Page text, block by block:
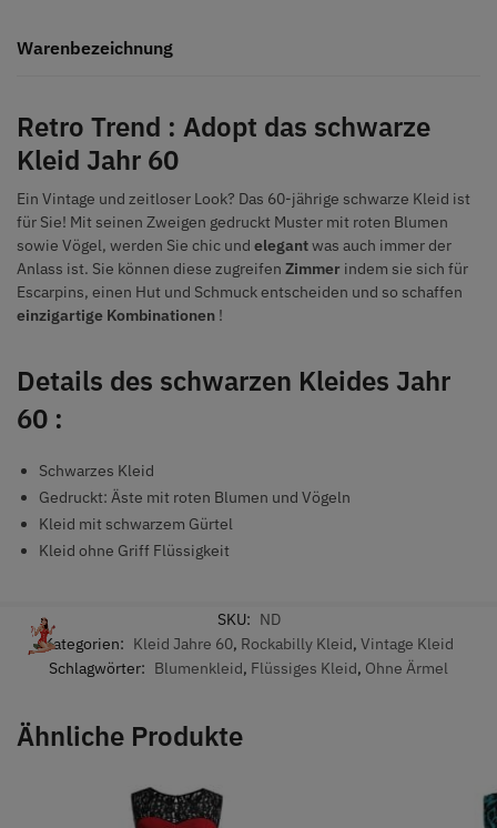
Warenbezeichnung
Retro Trend : Adopt das schwarze
Kleid Jahr 60
Ein Vintage und zeitloser Look? Das 60-jährige schwarze Kleid ist
für Sie! Mit seinen Zweigen gedruckt Muster mit roten Blumen
sowie Vögel, werden Sie chic und elegantwas auch immer der
Anlass ist. Sie können diese zugreifen Zimmer indem sie sich für
Escarpins, einen Hut und Schmuck entscheiden und so schaffen
einzigartige Kombinationen !
Details des schwarzen Kleides Jahr
60 :
Schwarzes Kleid
Gedruckt: Äste mit roten Blumen und Vögeln
Kleid mit schwarzem Gürtel
Kleid ohne Griff Flüssigkeit
SKU: ND
Kategorien: Kleid Jahre 60, Rockabilly Kleid, Vintage Kleid
Schlagwörter: Blumenkleid, Flüssiges Kleid, Ohne Ärmel
Ähnliche Produkte